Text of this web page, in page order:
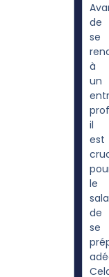
de
se
à
un
il
est
le
de
se